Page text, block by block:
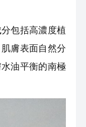
包括高濃度植
膚表面自然分
油平衡的南極